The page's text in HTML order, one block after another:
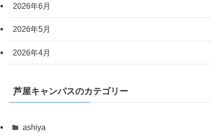
2026年6月
2026年5月
2026年4月
芦屋キャンパスのカテゴリー
ashiya